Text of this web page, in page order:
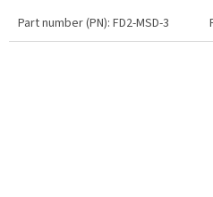
Part number (PN): FD2-MSD-3